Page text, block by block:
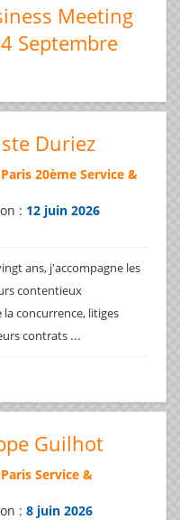
Meeting
Septembre
Duriez
Paris 20ème Service &
: 12 juin 2026
ans, j'accompagne les
contentieux
concurrence, litiges
contrats ...
Guilhot
Paris Service &
: 8 juin 2026